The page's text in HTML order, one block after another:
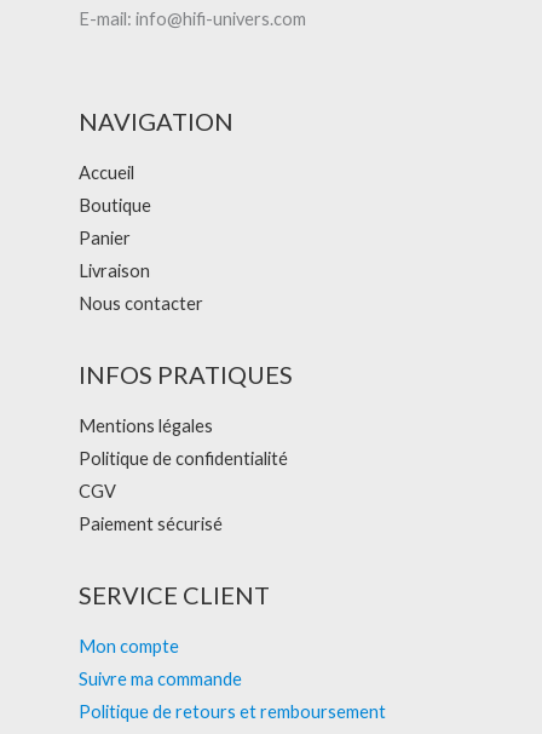
E-mail: info@hifi-univers.com
NAVIGATION
Accueil
Boutique
Panier
Livraison
Nous contacter
INFOS PRATIQUES
Mentions légales
Politique de confidentialité
CGV
Paiement sécurisé
SERVICE CLIENT
Mon compte
Suivre ma commande
Politique de retours et remboursement